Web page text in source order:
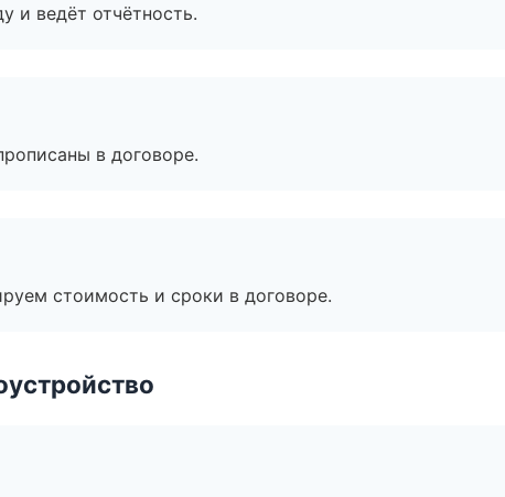
и ведёт отчётность.
в договоре.
стоимость и сроки в договоре.